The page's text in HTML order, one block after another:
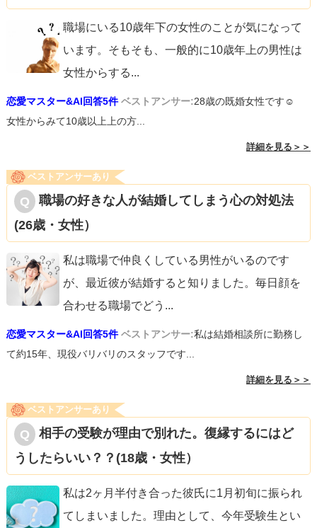
職場にいる10歳年下の女性のことが気になって
います。そもそも、一般的に10歳年上の男性は
女性からする...
恋愛マスター&AI回答5件 ベストアンサー:28歳の既婚女性です☺︎
女性からみて10歳以上上の方...
詳細を見る＞＞
ベストアンサーあり
職場の好きな人が結婚してしまう心の対処法
(26歳・女性）
私は職場で仲良くしている男性がいるのです
が、最近彼が結婚すると知りました。毎日顔を
合わせる職場でどう ...
恋愛マスター&AI回答5件 ベストアンサー:私は結婚相談所に勤務し
て約15年、現役バリバリのスタッフです...
詳細を見る＞＞
ベストアンサーあり
相手の受験が理由で別れた。復縁するにはど
うしたらいい？？(18歳・女性）
私は2ヶ月半付き合った彼氏に1月初旬に振られ
てしまいました。理由として、今年受験生とい